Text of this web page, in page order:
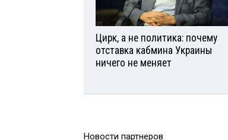
Цирк, а не политика: почему
отставка кабмина Украины
ничего не меняет
Новости партнеров